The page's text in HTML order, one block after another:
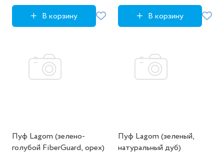
В корзину В корзину
Пуф Lagom (зелено-
голубой FiberGuard, орех)
Пуф Lagom (зеленый,
натуральный дуб)